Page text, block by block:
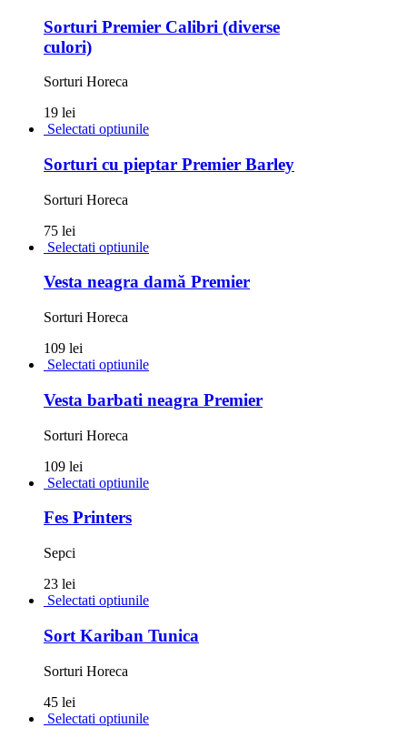
Sorturi Premier Calibri (diverse
culori)
Sorturi Horeca
19 lei
Selectati optiunile
Sorturi cu pieptar Premier Barley
Sorturi Horeca
75 lei
Selectati optiunile
Vesta neagra damă Premier
Sorturi Horeca
109 lei
Selectati optiunile
Vesta barbati neagra Premier
Sorturi Horeca
109 lei
Selectati optiunile
Fes Printers
Sepci
23 lei
Selectati optiunile
Sort Kariban Tunica
Sorturi Horeca
45 lei
Selectati optiunile